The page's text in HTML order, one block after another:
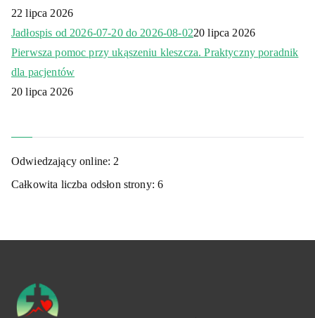
22 lipca 2026
Jadłospis od 2026-07-20 do 2026-08-0220 lipca 2026
Pierwsza pomoc przy ukąszeniu kleszcza. Praktyczny poradnik
dla pacjentów
20 lipca 2026
Odwiedzający online: 2
Całkowita liczba odsłon strony:6